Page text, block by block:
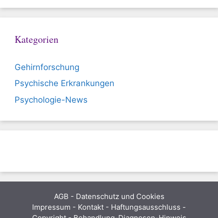
Kategorien
Gehirnforschung
Psychische Erkrankungen
Psychologie-News
AGB - Datenschutz und Cookies
Impressum - Kontakt - Haftungsausschluss -